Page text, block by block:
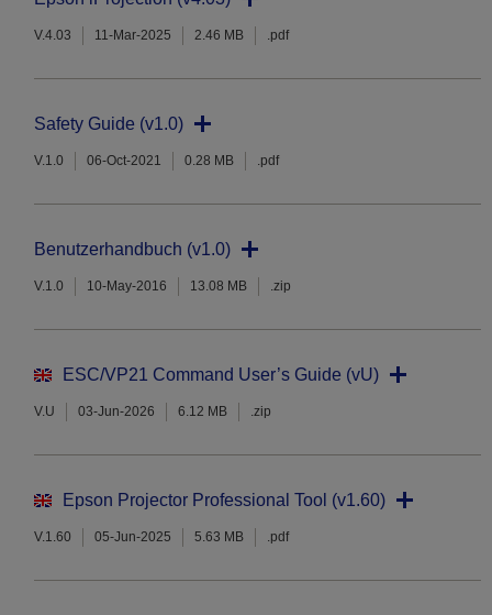
V.4.03 11-Mar-2025 2.46 MB .pdf
Safety Guide (v1.0)
V.1.0 06-Oct-2021 0.28 MB .pdf
Benutzerhandbuch (v1.0)
V.1.0 10-May-2016 13.08 MB .zip
ESC/VP21 Command User’s Guide (vU)
V.U 03-Jun-2026 6.12 MB .zip
Epson Projector Professional Tool (v1.60)
V.1.60 05-Jun-2025 5.63 MB .pdf